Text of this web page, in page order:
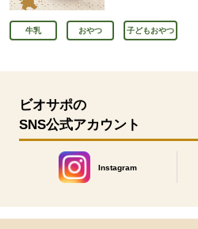
牛乳 おやつ 子どもおやつ
ビオサポの
SNS公式アカウント
Instagram
別のウィンドウで開きます。